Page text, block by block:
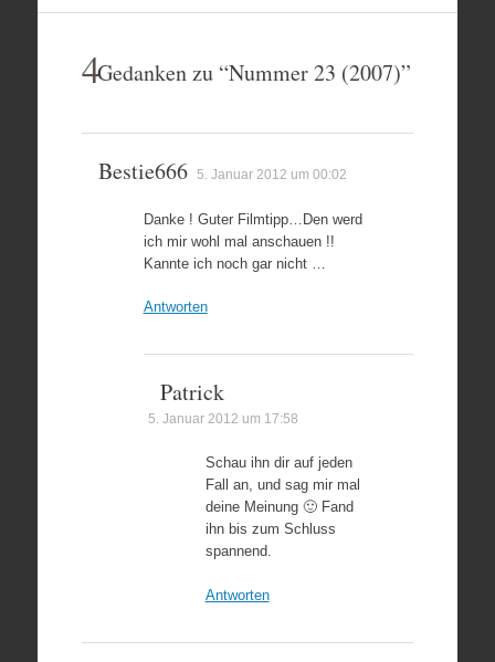
4Gedanken zu “Nummer 23 (2007)”
Bestie666 5. Januar 2012 um 00:02
Danke ! Guter Filmtipp…Den werd
ich mir wohl mal anschauen !!
Kannte ich noch gar nicht …
Antworten
Patrick
5. Januar 2012 um 17:58
Schau ihn dir auf jeden
Fall an, und sag mir mal
deine Meinung 🙂 Fand
ihn bis zum Schluss
spannend.
Antworten